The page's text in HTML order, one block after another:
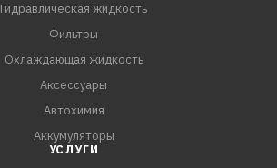
Гидравлическая жидкость
Фильтры
Охлаждающая жидкость
Аксессуары
Автохимия
Аккумуляторы
УСЛУГИ